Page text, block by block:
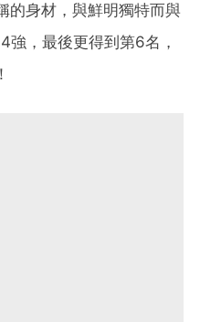
的身材，與鮮明獨特而與
強，最後更得到第6名，